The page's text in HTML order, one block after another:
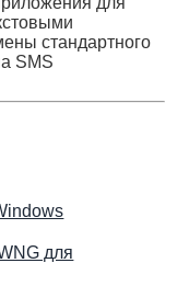
стандартного
SMS
для